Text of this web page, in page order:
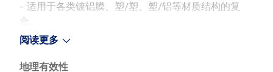
- 适用于各类镀铝膜、塑/塑、塑/铝等材质结构的复
合。
- 适用于耐巴氏杀菌和高温水煮，例如100 ℃下40 分
原料品质及加工工艺进行有效控制）。
阅读更多
地理有效性